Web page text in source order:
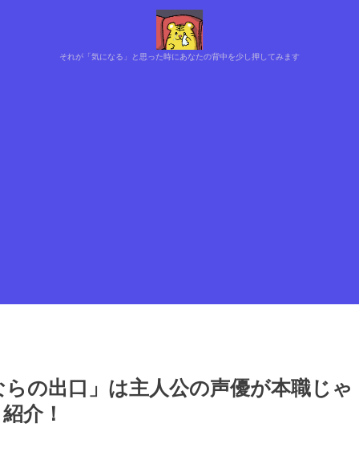
それが「気になる」と思った時にあなたの背中を少し押してみます
の出口」は主人公の声優が本職じゃ
介！